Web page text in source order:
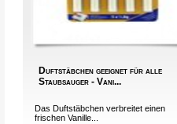
Duftstäbchen geeignet für alle
Staubsauger - Vani...
Das Duftstäbchen verbreitet einen
frischen Vanille...